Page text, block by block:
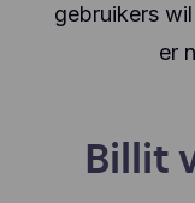
gebruikers
er
Billit